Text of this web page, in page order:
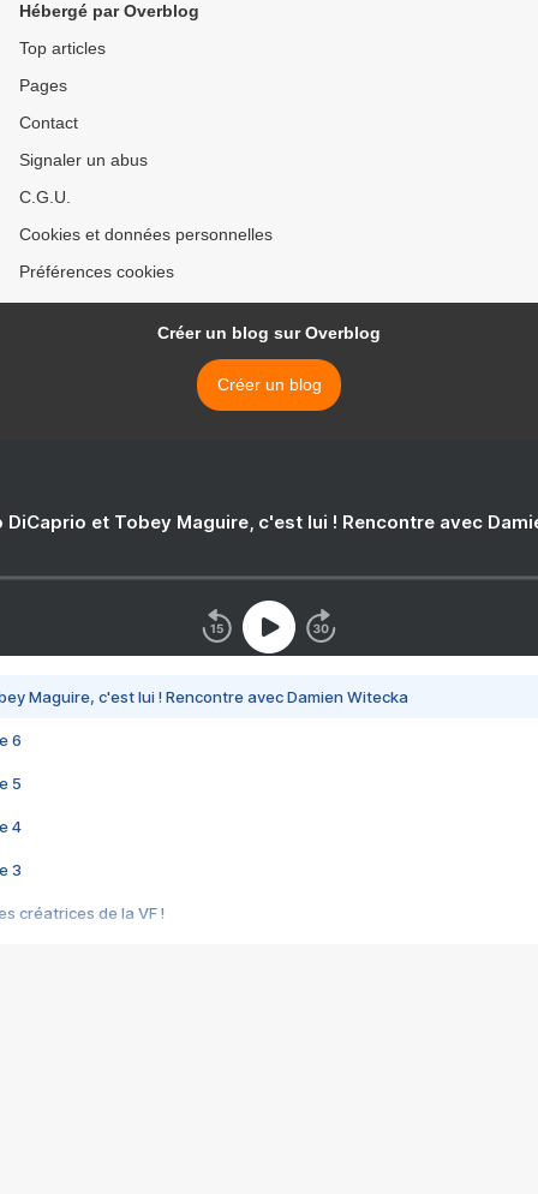
Hébergé par Overblog
Top articles
Pages
Contact
Signaler un abus
C.G.U.
Cookies et données personnelles
Préférences cookies
Créer un blog sur Overblog
Créer un blog
DiCaprio et Tobey Maguire, c'est lui ! Rencontre avec
Maguire, c'est lui ! Rencontre avec Damien Witecka
6
5
4
3
créatrices de la VF !